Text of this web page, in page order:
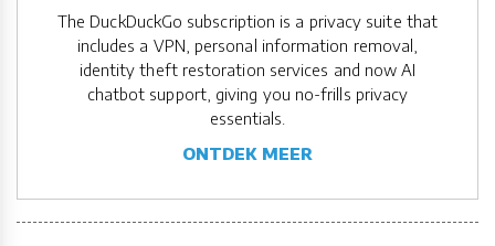
The DuckDuckGo subscription is a privacy suite that
includes a VPN, personal information removal,
identity theft restoration services and now AI
chatbot support, giving you no-frills privacy
essentials.
ONTDEK MEER